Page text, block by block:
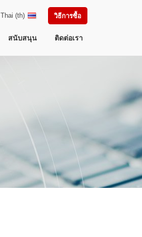
วิธีการซื้อ
Thai (th)
สนับสนุน ติดต่อเรา